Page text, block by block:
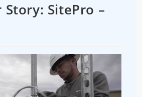
SitePro –